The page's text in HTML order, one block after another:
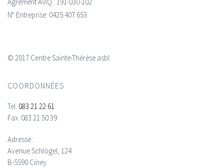
N° Entreprise: 0425.407.653
© 2017 Centre Sainte-Thérèse asbl
COORDONNÉES
Tel. 083 21 22 61
Fax. 083 21 50 39
Adresse :
Avenue Schlögel, 124
B-5590 Ciney